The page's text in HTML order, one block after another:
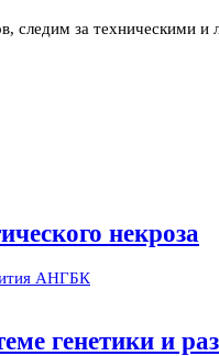
следим за техническими и
некроза
генетики и